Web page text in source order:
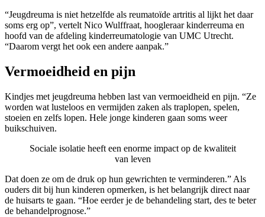
“Jeugdreuma is niet hetzelfde als reumatoïde artritis al lijkt het daar
soms erg op”, vertelt Nico Wulffraat, hoogleraar kinderreuma en
hoofd van de afdeling kinderreumatologie van UMC Utrecht.
“Daarom vergt het ook een andere aanpak.”
Vermoeidheid en pijn
Kindjes met jeugdreuma hebben last van vermoeidheid en pijn. “Ze
worden wat lusteloos en vermijden zaken als traplopen, spelen,
stoeien en zelfs lopen. Hele jonge kinderen gaan soms weer
buikschuiven.
Sociale isolatie heeft een enorme impact op de kwaliteit
van leven
Dat doen ze om de druk op hun gewrichten te verminderen.” Als
ouders dit bij hun kinderen opmerken, is het belangrijk direct naar
de huisarts te gaan. “Hoe eerder je de behandeling start, des te beter
de behandelprognose.”